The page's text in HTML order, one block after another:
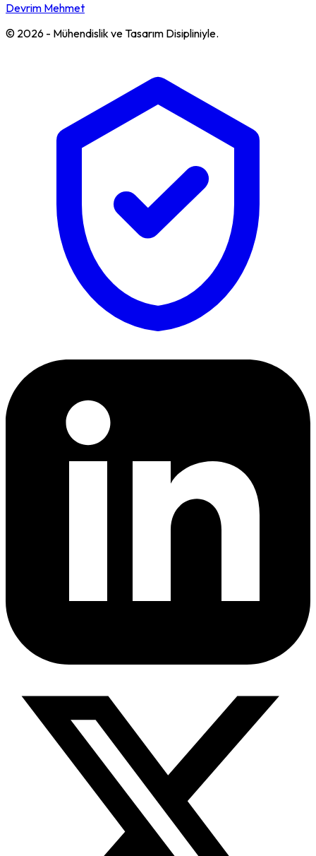
Devrim Mehmet
© 2026 - Mühendislik ve Tasarım Disipliniyle.